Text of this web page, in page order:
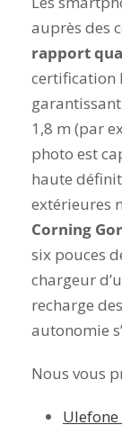
auprès des
rapport
certification
1,8 m (par
photo est
haute
extérieures
Corning
six pouces
chargeur
recharge
autonomie
Nous vous